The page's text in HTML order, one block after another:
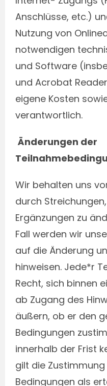
Anschlüsse, etc.)
Nutzung von
notwendigen
und Software
und Acrobat
eigene Kosten
verantwortlich.
Änderungen der
Wir behalten uns
durch
Ergänzungen zu
Fall werden wir
auf die Änderung
hinweisen. Jede*r
Recht, sich binnen
ab Zugang des
äußern, ob er den
Bedingungen
innerhalb der Frist
gilt die
Bedingungen als